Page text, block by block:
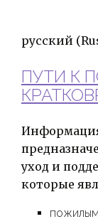
русский
ПУТИ К
уход и
которые